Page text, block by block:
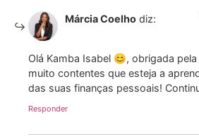
Márcia Coelho diz:
Olá Kamba Isabel 😊, obrigada
muito contentes que esteja a
das suas finanças pessoais! Continue
Responder